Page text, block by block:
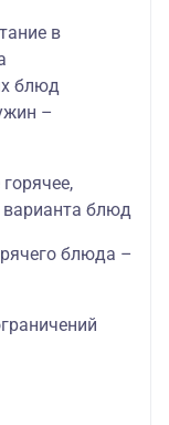
в
блюд
–
варианта блюд
блюда –